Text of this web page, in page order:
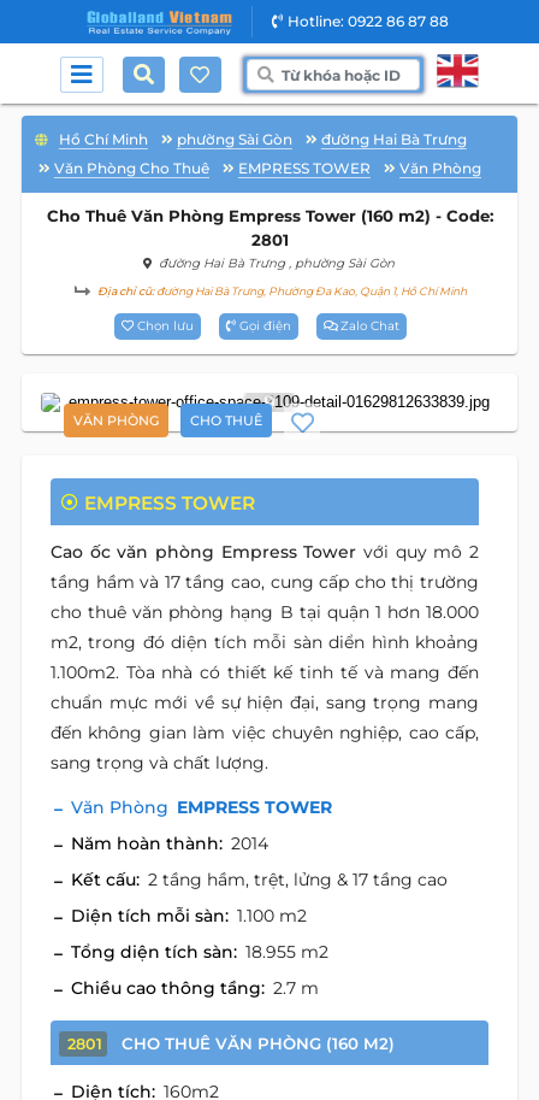
Hotline: 0922 86 87 88
Hồ Chí Minh phường Sài Gòn
đường Hai Bà Trưng
Văn Phòng Cho Thuê
EMPRESS TOWER Văn Phòng
Cho Thuê Văn Phòng Empress Tower (160 m2) - Code:
2801
đường Hai Bà Trưng , phường Sài Gòn
Địa chỉ cũ:đường Hai Bà Trưng, Phường Đa Kao, Quận 1, Hồ Chí Minh
Chọn lưu Gọi điện Zalo Chat
VĂN PHÒNG CHO THUÊ
9
EMPRESS TOWER
Cao ốc văn phòng Empress Tower với quy mô 2
tầng hầm và 17 tầng cao, cung cấp cho thị trường
cho thuê văn phòng hạng B tại quận 1 hơn 18.000
m2, trong đó diện tích mỗi sàn diển hình khoảng
1.100m2. Tòa nhà có thiết kế tinh tế và mang đến
chuẩn mực mới về sự hiện đại, sang trọng mang
đến không gian làm việc chuyên nghiệp, cao cấp,
sang trọng và chất lượng.
Văn Phòng EMPRESS TOWER
Năm hoàn thành: 2014
Kết cấu: 2 tầng hầm, trệt, lửng & 17 tầng cao
Diện tích mỗi sàn: 1.100 m2
Tổng diện tích sàn: 18.955 m2
Chiều cao thông tầng: 2.7 m
2801 CHO THUÊ VĂN PHÒNG (160 M2)
Diện tích: 160m2